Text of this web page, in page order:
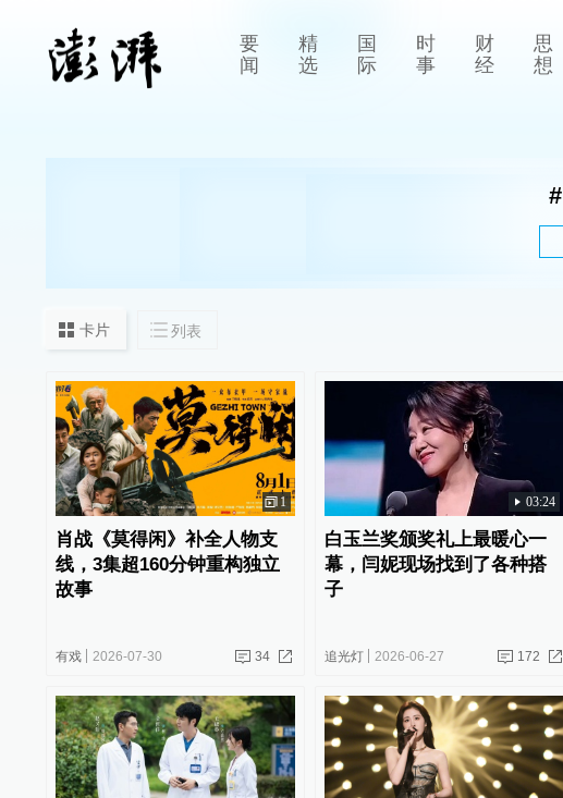
要
闻
精
选
国
际
时
事
财
经
思
想
#
卡片 列表
1
肖战《莫得闲》补全人物支
线，3集超160分钟重构独立
故事
有戏 2026-07-30 34
03:24
白玉兰奖颁奖礼上最暖心一
幕，闫妮现场找到了各种搭
子
追光灯 2026-06-27 172